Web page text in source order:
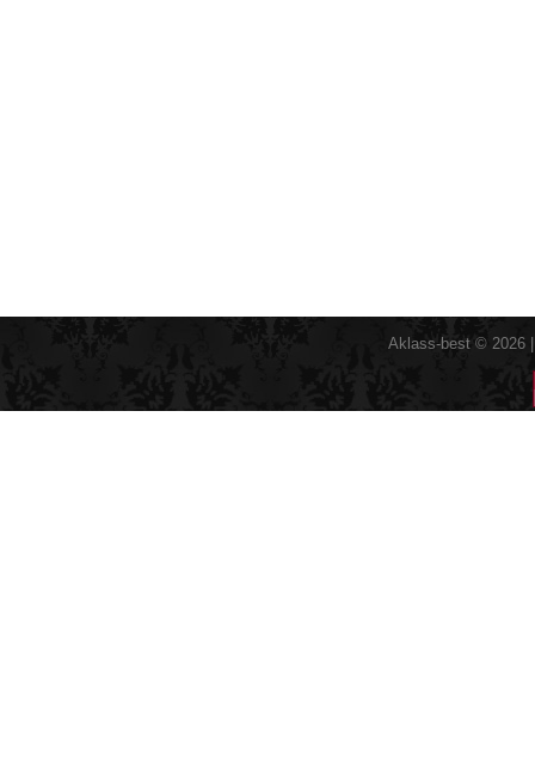
Aklass-best © 2026